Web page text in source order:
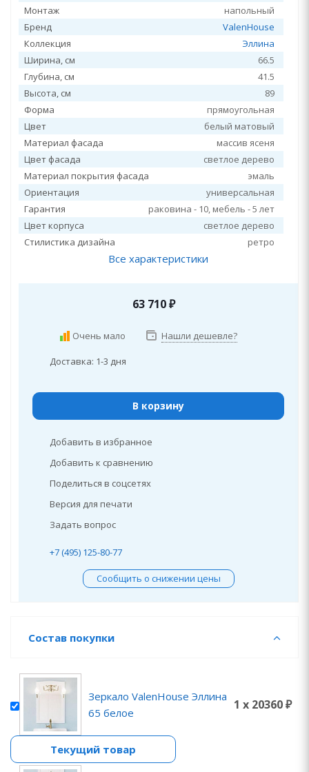
Монтаж
напольный
Бренд
ValenHouse
Коллекция
Эллина
Ширина, см
66.5
Глубина, см
41.5
Высота, см
89
Форма
прямоугольная
Цвет
белый матовый
Материал фасада
массив ясеня
Цвет фасада
светлое дерево
Материал покрытия фасада
эмаль
Ориентация
универсальная
Гарантия
раковина - 10, мебель - 5 лет
Цвет корпуса
светлое дерево
Стилистика дизайна
ретро
Все характеристики
63 710₽
Очень мало Нашли дешевле?
Доставка: 1-3 дня
В корзину
Добавить в избранное
Добавить к сравнению
Поделиться в соцсетях
Версия для печати
Задать вопрос
+7 (495) 125-80-77
Сообщить о снижении цены
Состав покупки
Зеркало ValenHouse Эллина
65 белое
1 x 20360 ₽
Текущий товар